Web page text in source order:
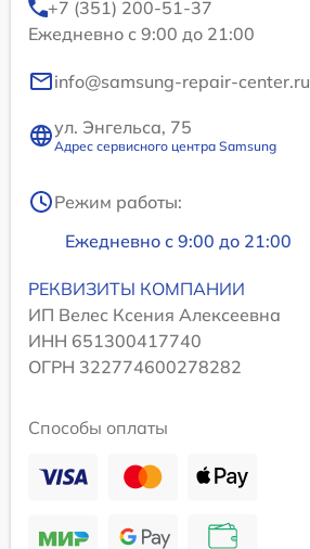
+7 (351) 200-51-37
Ежедневно с 9:00 до 21:00
info@samsung-repair-center.ru
ул. Энгельса, 75
Адрес сервисного центра Samsung
Режим работы:
Ежедневно с 9:00 до 21:00
РЕКВИЗИТЫ КОМПАНИИ
ИП Велес Ксения Алексеевна
ИНН 651300417740
ОГРН 322774600278282
Способы оплаты